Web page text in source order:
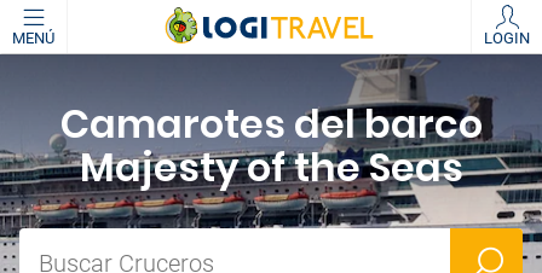
MENÚ LOGIN
Camarotes del barco
Majesty of the Seas
Buscar Cruceros